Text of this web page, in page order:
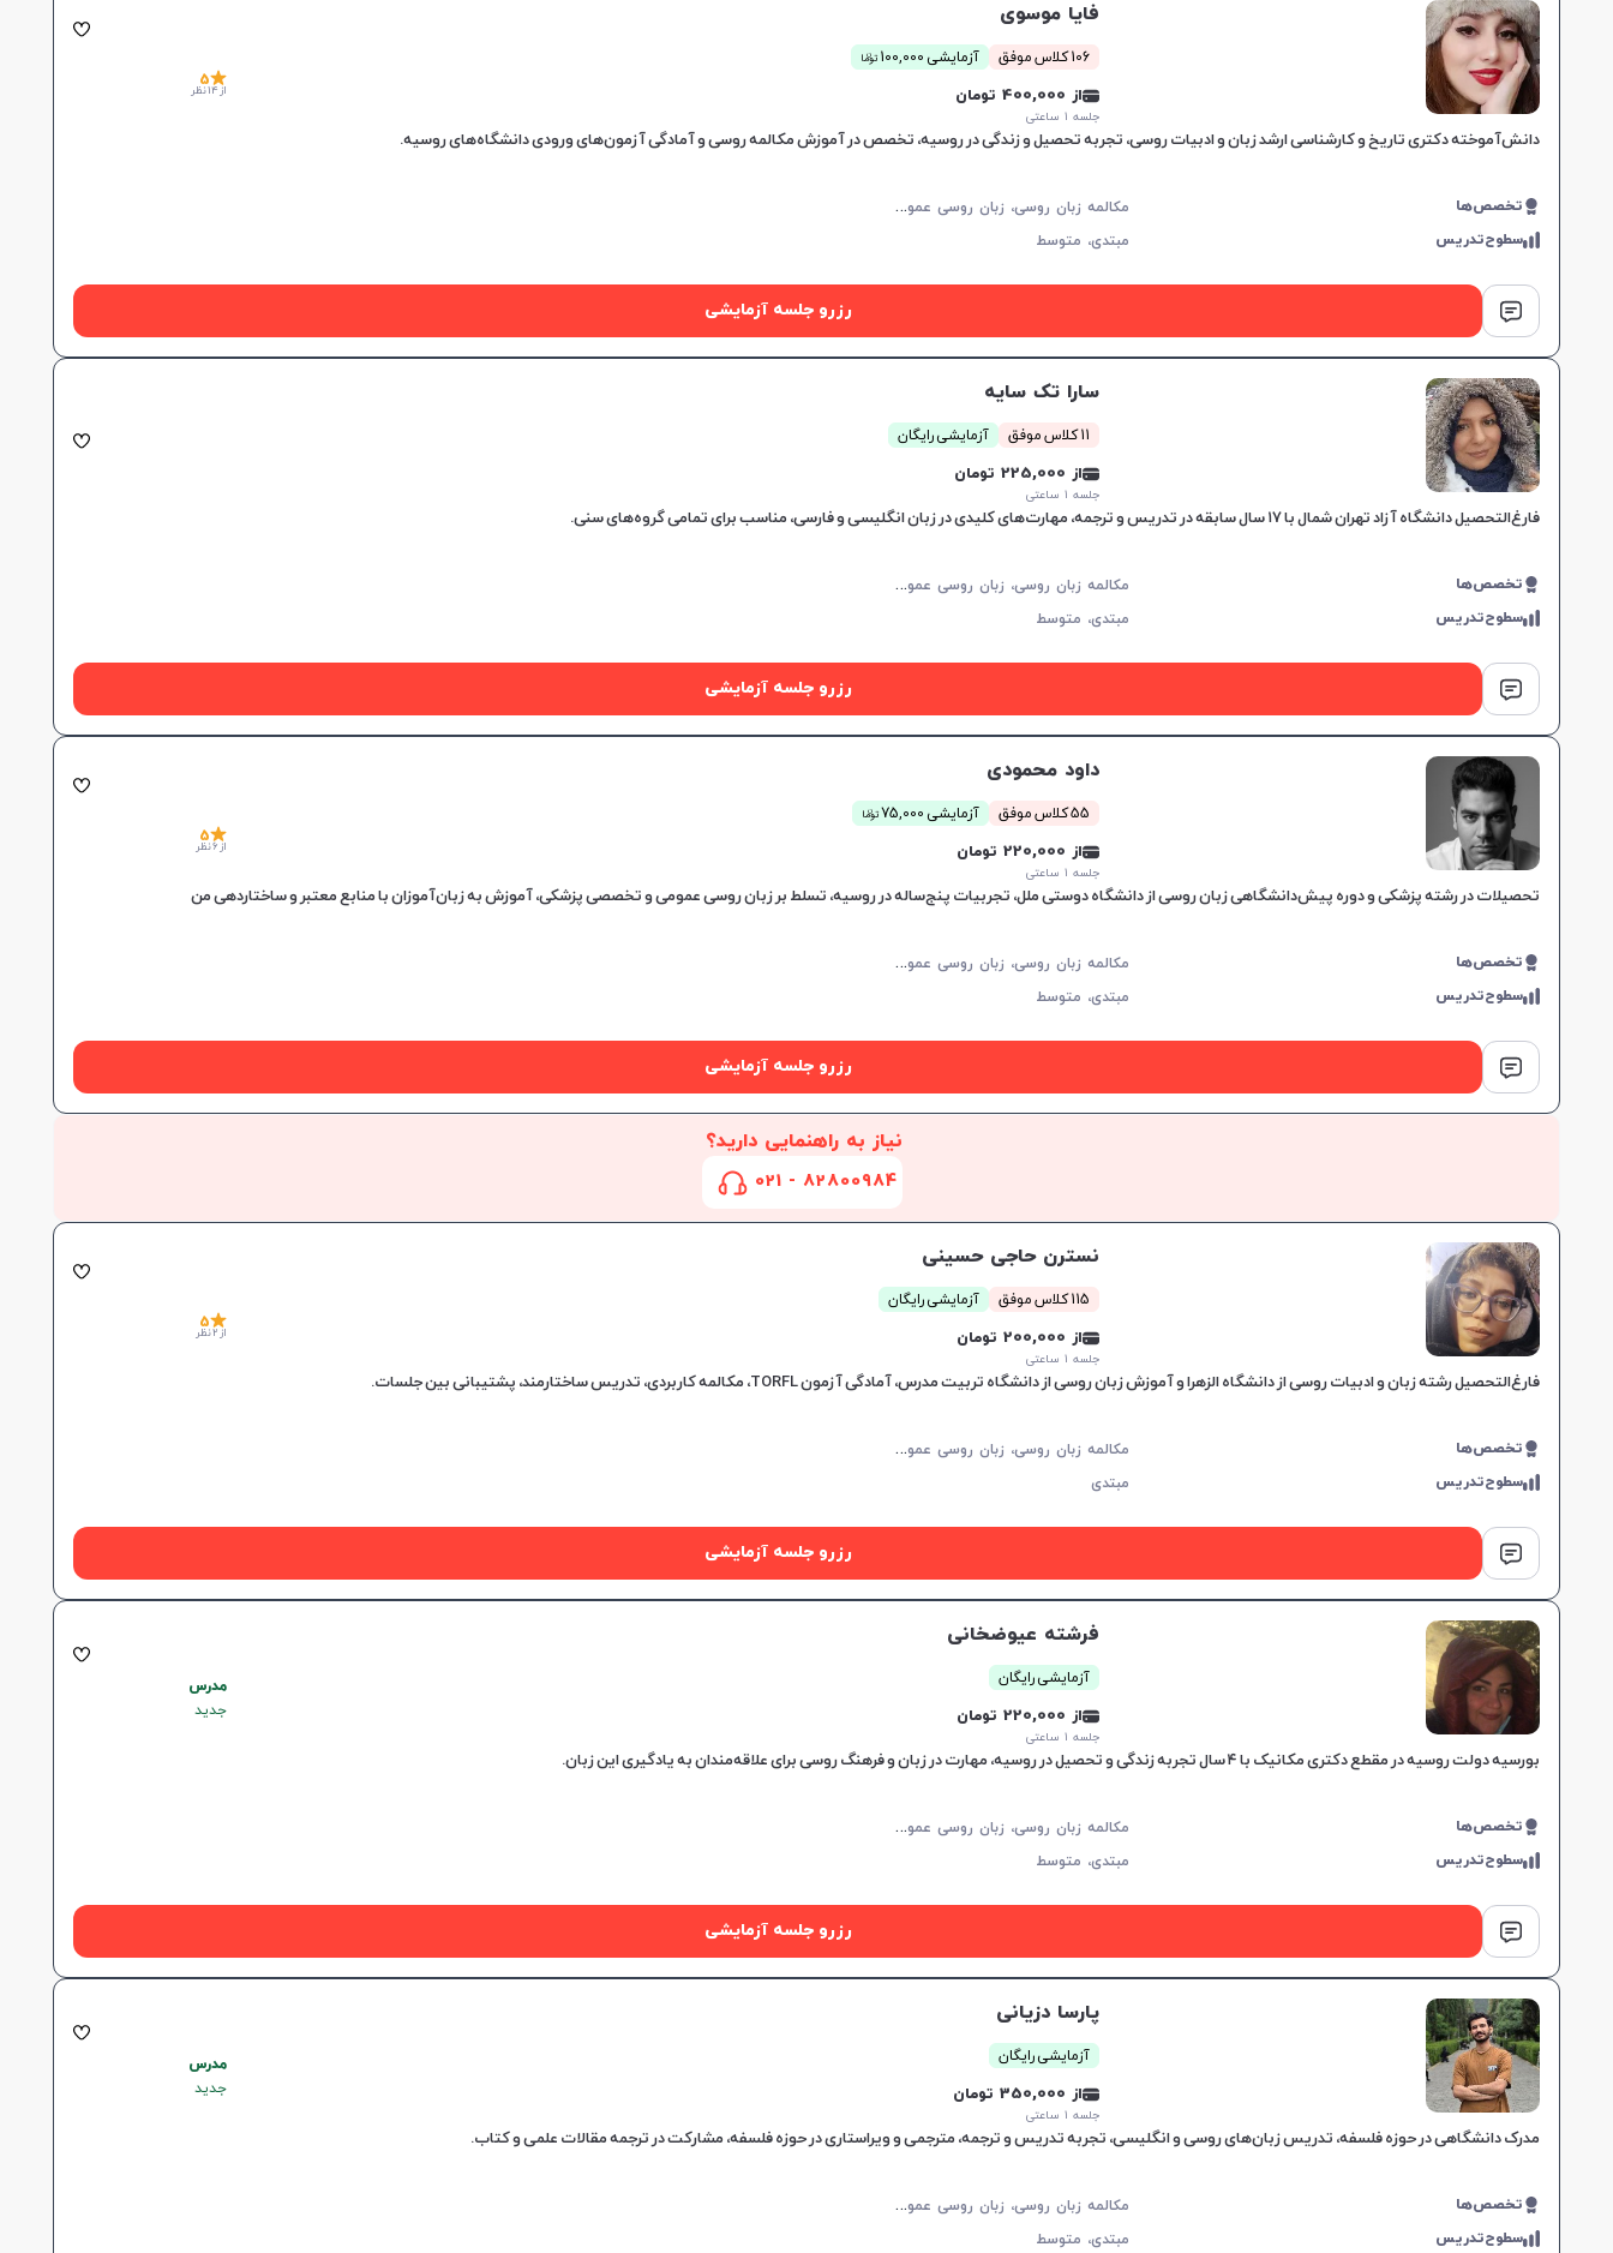
فایا موسوی
106 کلاس موفق آزمایشی 100,000 توما
ن
از 400,000 تومان
جلسه ۱ ساعتی
5
از 14 نظر
دانش‌آموخته دکتری تاریخ و کارشناسی ارشد زبان و ادبیات روسی، تجربه تحصیل و زندگی در روسیه، تخصص در آموزش مکالمه روسی و آمادگی آزمون‌های ورودی دانشگاه‌های روسیه.
تخصص‌ها م
کالمه زبان روسی، زبان روسی عمومی، زبان روسی کودکان، پادفک، زبان روسی تجاری
سطوح‌تدریس مبتدی، متوسط
رزرو جلسه آزمایشی
سارا تک سایه
11 کلاس موفق آزمایشی رایگان
از 225,000 تومان
جلسه ۱ ساعتی
فارغ‌التحصیل دانشگاه آزاد تهران شمال با ۱۷ سال سابقه در تدریس و ترجمه، مهارت‌های کلیدی در زبان انگلیسی و فارسی، مناسب برای تمامی گروه‌های سنی.
تخصص‌ها م
کالمه زبان روسی، زبان روسی عمومی
سطوح‌تدریس مبتدی، متوسط
رزرو جلسه آزمایشی
داود محمودی
55 کلاس موفق آزمایشی 75,000 توما
ن
از 220,000 تومان
جلسه ۱ ساعتی
5
از 6 نظر
تحصیلات در رشته پزشکی و دوره پیش‌دانشگاهی زبان روسی از دانشگاه دوستی ملل، تجربیات پنج‌ساله در روسیه، تسلط بر زبان روسی عمومی و تخصصی پزشکی، آموزش به زبان‌آموزان با منابع معتبر و ساختاردهی من
تخصص‌ها م
کالمه زبان روسی، زبان روسی عمومی، پادفک
سطوح‌تدریس مبتدی، متوسط
رزرو جلسه آزمایشی
نیاز به راهنمایی دارید؟
82800984 - 021
نسترن حاجی حسینی
115 کلاس موفق آزمایشی رایگان
از 200,000 تومان
جلسه ۱ ساعتی
5
از 2 نظر
فارغ‌التحصیل رشته زبان و ادبیات روسی از دانشگاه الزهرا و آموزش زبان روسی از دانشگاه تربیت مدرس، آمادگی آزمون TORFL، مکالمه کاربردی، تدریس ساختارمند، پشتیبانی بین جلسات.
تخصص‌ها م
کالمه زبان روسی، زبان روسی عمومی، زبان روسی کودکان، پادفک
سطوح‌تدریس مبتدی
رزرو جلسه آزمایشی
فرشته عیوضخانی
آزمایشی رایگان
از 220,000 تومان
جلسه ۱ ساعتی
مدرس
جدید
بورسیه دولت روسیه در مقطع دکتری مکانیک با ۴ سال تجربه زندگی و تحصیل در روسیه، مهارت در زبان و فرهنگ روسی برای علاقه‌مندان به یادگیری این زبان.
تخصص‌ها م
کالمه زبان روسی، زبان روسی عمومی، زبان روسی کودکان، پادفک
سطوح‌تدریس مبتدی، متوسط
رزرو جلسه آزمایشی
پارسا دزیانی
آزمایشی رایگان
از 350,000 تومان
جلسه ۱ ساعتی
مدرس
جدید
مدرک دانشگاهی در حوزه فلسفه، تدریس زبان‌های روسی و انگلیسی، تجربه تدریس و ترجمه، مترجمی و ویراستاری در حوزه فلسفه، مشارکت در ترجمه مقالات علمی و کتاب.
تخصص‌ها م
کالمه زبان روسی، زبان روسی عمومی، پادفک
سطوح‌تدریس مبتدی، متوسط
افزایش اعتبار